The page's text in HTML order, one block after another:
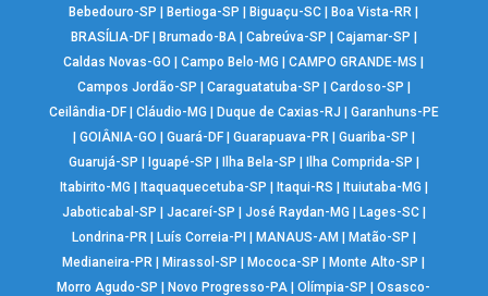
Bebedouro-SP
Bertioga-SP Biguaçu-SC Boa Vista-RR
BRASÍLIA-DF| Brumado-BA| Cabreúva-SP Cajamar-SP
Caldas Novas-GO
|Campo Belo-MG |CAMPO GRANDE-MS
Campos Jordão-SP
Caraguatatuba-SP Cardoso-SP
Ceilândia-DF| Cláudio-MG Duque de Caxias-RJ
Garanhuns-PE
GOIÂNIA-GO Guará-DF| Guarapuava-PR| Guariba-SP
Guarujá-SP
Iguapé-SP Ilha Bela-SP Ilha Comprida-SP
Itabirito-MG
Itaquaquecetuba-SP Itaqui-RS Ituiutaba-MG
Jaboticabal-SP
Jacareí-SP José Raydan-MG Lages-SC|
Londrina-PR| Luís Correia-PI MANAUS-AM Matão-SP
Medianeira-PR
Mirassol-SP Mococa-SP Monte Alto-SP
Morro Agudo-SP
Novo Progresso-PA |Olímpia-SP |Osasco-